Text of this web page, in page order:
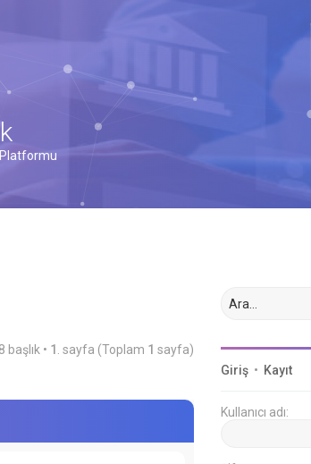
Platformu
başlık • 1 . sayfa (Toplam 1 sayfa)
Giriş • Kayıt
Kullanıcı adı: